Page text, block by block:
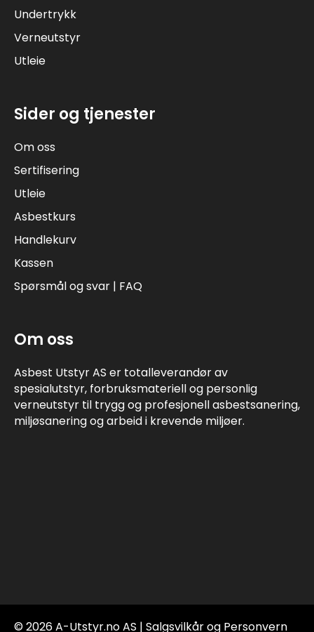
Undertrykk
Verneutstyr
Utleie
Sider og tjenester
Om oss
Sertifisering
Utleie
Asbestkurs
Handlekurv
Kassen
Spørsmål og svar | FAQ
Om oss
Asbest Utstyr AS er totalleverandør av
spesialutstyr, forbruksmateriell og personlig
verneutstyr til trygg og profesjonell asbestsanering,
miljøsanering og arbeid i krevende miljøer.
© 2026 A-Utstyr.no AS | Salgsvilkår og Personvern